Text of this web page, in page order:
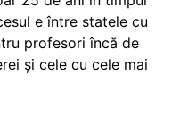
e între statele cu
profesori încă de
și cele cu cele mai